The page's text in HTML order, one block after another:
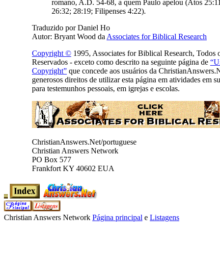
romano, A.D. 54-68, a quem Paulo apelou (Atos
26:32; 28:19; Filipenses 4:22).
Traduzido por Daniel Ho
Autor: Bryant Wood da Associates for Biblical Research
Copyright © 1995, Associates for Biblical Research, Todos
Reservados - exceto como descrito na seguinte página de
Copyright” que concede aos usuários da
generosos direitos de utilizar esta página em atividades em
para testemunhos pessoais, em igrejas e escolas.
ChristianAnswers.Net/portuguese
Christian Answers Network
PO Box 577
Frankfort KY 40602 EUA
Christian Answers Network Página principal e Listagens